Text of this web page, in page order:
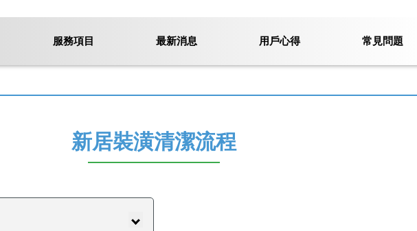
服務項目 最新消息 用戶心得 常見問題
新居裝潢清潔流程